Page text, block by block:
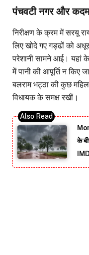
पंचवटी नगर और
निरीक्षण के क्रम में सरयू
लिए खोदे गए गड्ढों को
परेशानी सामने आई। यहां के
में पानी की आपूर्ति न किए
बलराम भट्ठा की कुछ
विधायक के समक्ष रखीं।
के